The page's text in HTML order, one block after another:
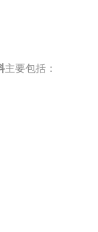
主要包括：